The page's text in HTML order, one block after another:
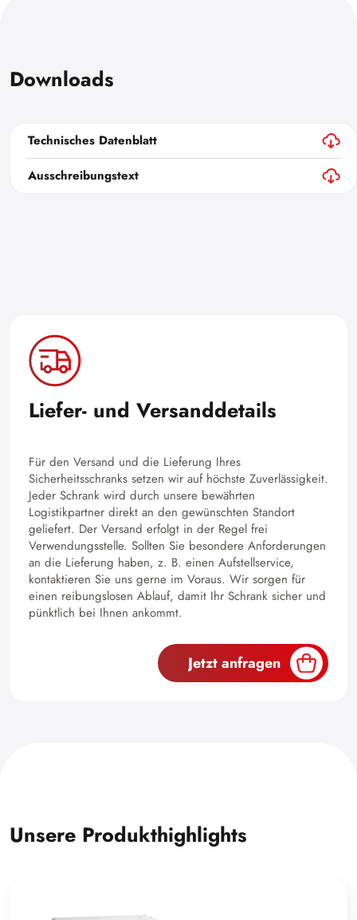
Downloads
Technisches Datenblatt
Ausschreibungstext
Liefer- und Versanddetails
Für den Versand und die Lieferung Ihres
Sicherheitsschranks setzen wir auf höchste Zuverlässigkeit.
Jeder Schrank wird durch unsere bewährten
Logistikpartner direkt an den gewünschten Standort
geliefert. Der Versand erfolgt in der Regel frei
Verwendungsstelle. Sollten Sie besondere Anforderungen
an die Lieferung haben, z. B. einen Aufstellservice,
kontaktieren Sie uns gerne im Voraus. Wir sorgen für
einen reibungslosen Ablauf, damit Ihr Schrank sicher und
pünktlich bei Ihnen ankommt.
Jetzt anfragen
Unsere Produkthighlights